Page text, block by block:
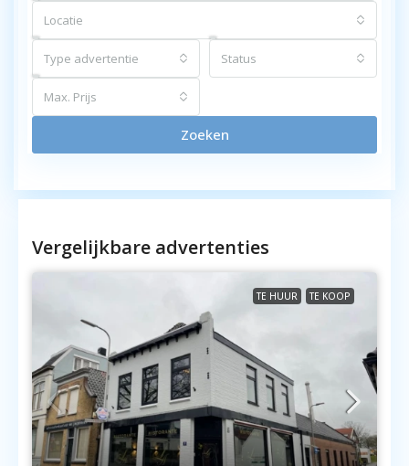
Locatie
Type advertentie Status
Max. Prijs
Zoeken
Vergelijkbare advertenties
TE HUUR TE KOOP